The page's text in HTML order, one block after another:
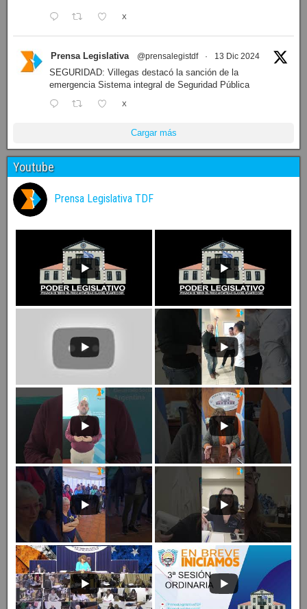
X
Prensa Legislativa @prensalegistdf · 13 Dic 2024
SEGURIDAD: Villegas destacó la sanción de la
emergencia Sistema integral de Seguridad Pública
X
Cargar más
Youtube
Prensa Legislativa TDF